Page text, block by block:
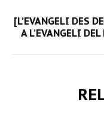
[L’EVANGELI DES
A L’EVANGELI